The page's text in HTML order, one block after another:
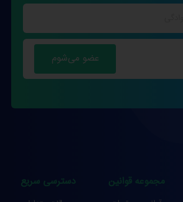
مجموعه قوانین دسترسی سریع